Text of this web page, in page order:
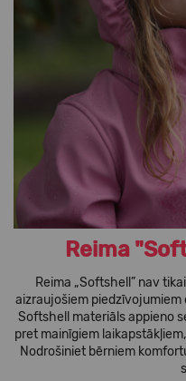
Reima
Reima „Softshell” nav
aizraujošiem
Softshell materiāls appieno
pret mainīgiem
Nodrošiniet bērniem